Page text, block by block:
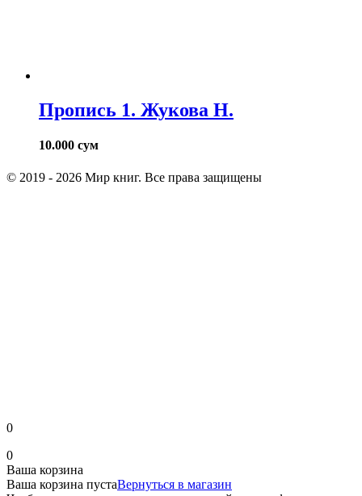
Пропись 1. Жукова Н.
10.000 сум
© 2019 - 2026 Мир книг. Все права защищены
0
0
Ваша корзина
Ваша корзина пустаВернуться в магазин